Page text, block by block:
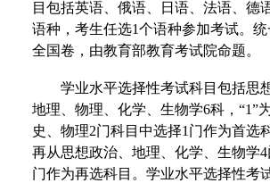
目包括英语、俄语、日语、法语、德
语种，考生任选1个语种参加考试。
全国卷，由教育部教育考试院命题。
学业水平选择性考试科目包括思
地理、物理、化学、生物学6科，“1”
史、物理2门科目中选择1门作为首选
再从思想政治、地理、化学、生物学
门作为再选科目。学业水平选择性考